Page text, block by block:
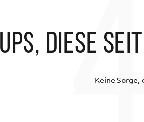
Ups, diese
Keine Sorge,